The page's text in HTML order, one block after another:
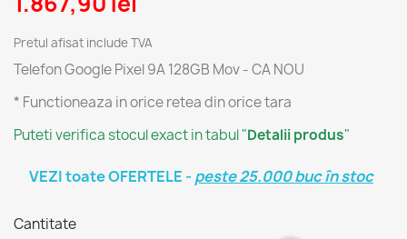
Pretul afisat include TVA
Telefon Google Pixel 9A 128GB Mov - CA NOU
* Functioneaza in orice retea din orice tara
Puteti verifica stocul exact in tabul "Detalii produs"
VEZI toate OFERTELE - peste 25.000 buc în stoc
Cantitate